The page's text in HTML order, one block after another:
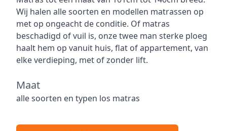
Wij halen alle soorten en modellen matrassen op
met op ongeacht de conditie. Of matras
beschadigd of vuil is, onze twee man sterke ploeg
haalt hem op vanuit huis, flat of appartement, van
elke verdieping, met of zonder lift.
Maat
Maat
alle soorten en typen los matras